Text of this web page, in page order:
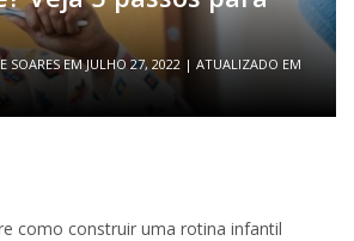
SOARESEMJULHO 27, 2022 | ATUALIZADO EM
como construir uma rotina infantil